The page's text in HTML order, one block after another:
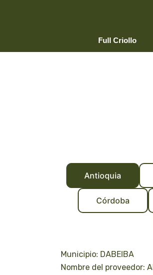
Full Criollo
Antioquia
Córdoba
Municipio: DABEIBA
Nombre del proveedor: